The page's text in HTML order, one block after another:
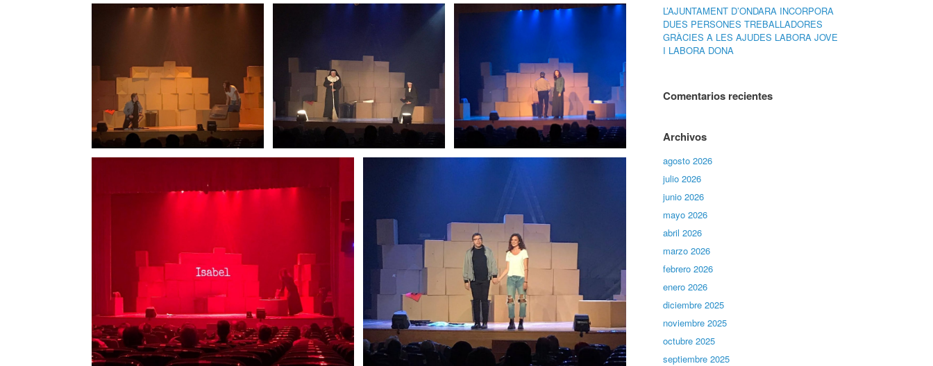
L’AJUNTAMENT D’ONDARA INCORPORA
DUES PERSONES TREBALLADORES
GRÀCIES A LES AJUDES LABORA JOVE
I LABORA DONA
Comentarios recientes
Archivos
agosto 2026
julio 2026
junio 2026
mayo 2026
abril 2026
marzo 2026
febrero 2026
enero 2026
diciembre 2025
noviembre 2025
octubre 2025
septiembre 2025